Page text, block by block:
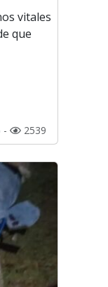
vitales
que
- 2539